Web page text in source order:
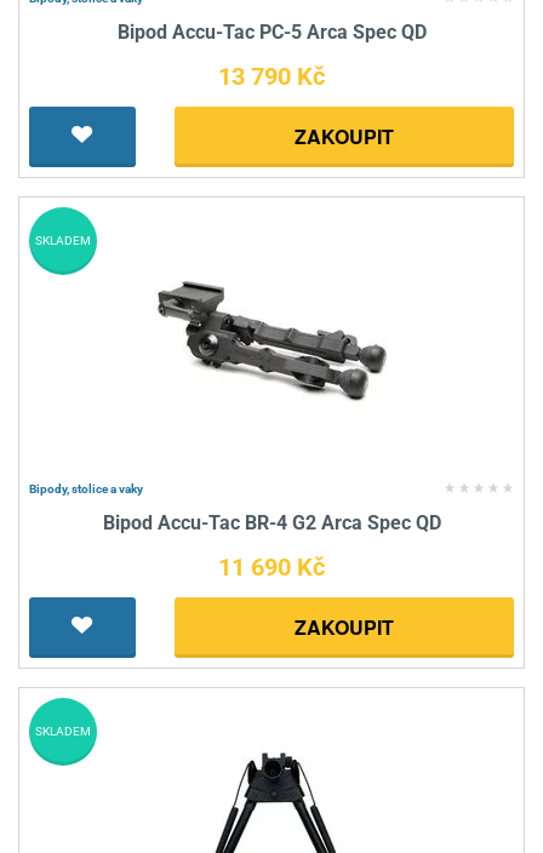
Bipod Accu-Tac PC-5 Arca Spec QD
13 790 Kč
ZAKOUPIT
Bipody, stolice a vaky
Bipod Accu-Tac BR-4 G2 Arca Spec QD
11 690 Kč
ZAKOUPIT
SKLADEM
SKLADEM